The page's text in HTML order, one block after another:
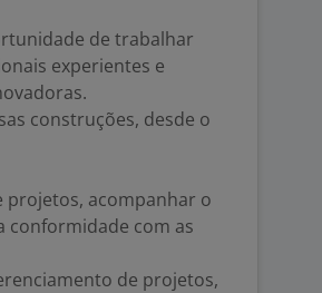
de trabalhar
experientes e
construções, desde o
projetos, acompanhar o
conformidade com as
de projetos,